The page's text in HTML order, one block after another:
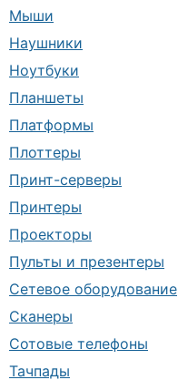
Мыши
Наушники
Ноутбуки
Планшеты
Платформы
Плоттеры
Принт-серверы
Принтеры
Проекторы
Пульты и презентеры
Сетевое оборудование
Сканеры
Сотовые телефоны
Тачпады